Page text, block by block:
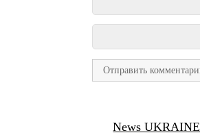
News UKRAINE